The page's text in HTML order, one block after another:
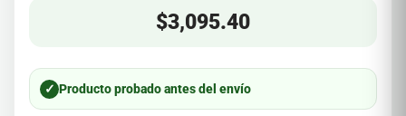
$3,095.40
✓ Producto probado antes del envío